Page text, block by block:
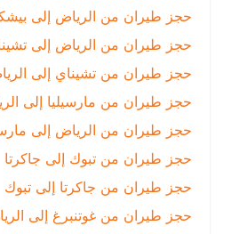
حجز طيران من الرياض إلى بيشكيك |
حجز طيران من الرياض إلى تشيناي |
حجز طيران من تشيناي إلى الرياض
|
حجز طيران من مارسيليا إلى الرياض
|
حجز طيران من الرياض إلى مارسيليا |
حجز طيران من تبوك إلى جاكرتا
|
حجز طيران من جاكرتا إلى تبوك
|
حجز طيران من غوتنبرغ إلى الرياض
|